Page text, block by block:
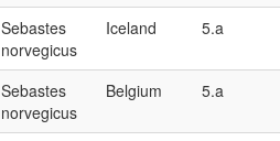
Sebastes
norvegicus
Iceland 5.a
Sebastes
norvegicus
Belgium 5.a